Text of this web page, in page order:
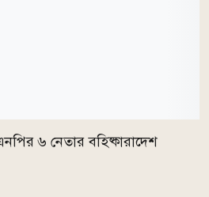
৬ নেতার বহিষ্কারাদেশ